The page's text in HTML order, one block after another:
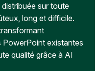
sur toute
long et difficile.
PowerPoint existantes
qualité grâce à AI